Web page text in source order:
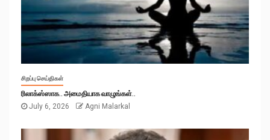
சிறப்பு செய்திகள்
ரிலாக்ஸ்ஸாக.. அமைதியாக வாழுங்கள்..
July 6, 2026
Agni Malarkal